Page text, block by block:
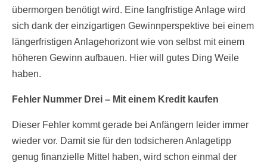
übermorgen benötigt wird. Eine langfristige Anlage wird
sich dank der einzigartigen Gewinnperspektive bei einem
längerfristigen Anlagehorizont wie von selbst mit einem
höheren Gewinn aufbauen. Hier will gutes Ding Weile
haben.
Fehler Nummer Drei – Mit einem Kredit kaufen
Dieser Fehler kommt gerade bei Anfängern leider immer
wieder vor. Damit sie für den todsicheren Anlagetipp
genug finanzielle Mittel haben, wird schon einmal der